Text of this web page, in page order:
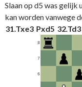
Slaan op d5 was gelijk
kan worden vanwege
31.Txe3 Pxd5 32.Td3
6
7
8